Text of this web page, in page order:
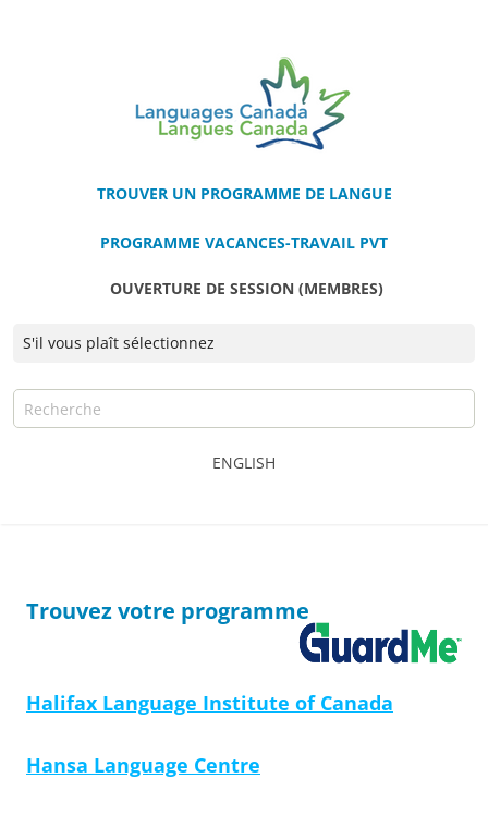
TROUVER UN PROGRAMME DE LANGUE
PROGRAMME VACANCES-TRAVAIL PVT
OUVERTURE DE SESSION (MEMBRES)
ENGLISH
Trouvez votre programme
Halifax Language Institute of Canada
Hansa Language Centre